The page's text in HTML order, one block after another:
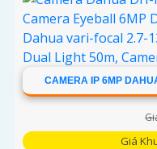
CAMERA IP 6MP
Giá